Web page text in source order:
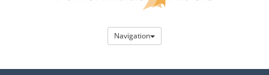
Navigation